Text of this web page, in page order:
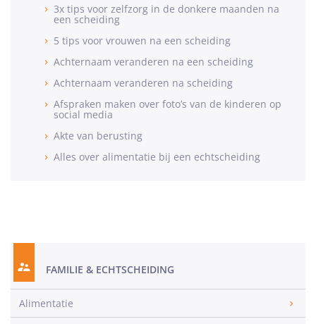
3x tips voor zelfzorg in de donkere maanden na
een scheiding
5 tips voor vrouwen na een scheiding
Achternaam veranderen na een scheiding
Achternaam veranderen na scheiding
Afspraken maken over foto’s van de kinderen op
social media
Akte van berusting
Alles over alimentatie bij een echtscheiding
FAMILIE & ECHTSCHEIDING
Alimentatie